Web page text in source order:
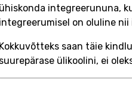
ühiskonda integreerununa,
integreerumisel on oluline
Kokkuvõtteks saan täie
suurepärase ülikoolini, ei